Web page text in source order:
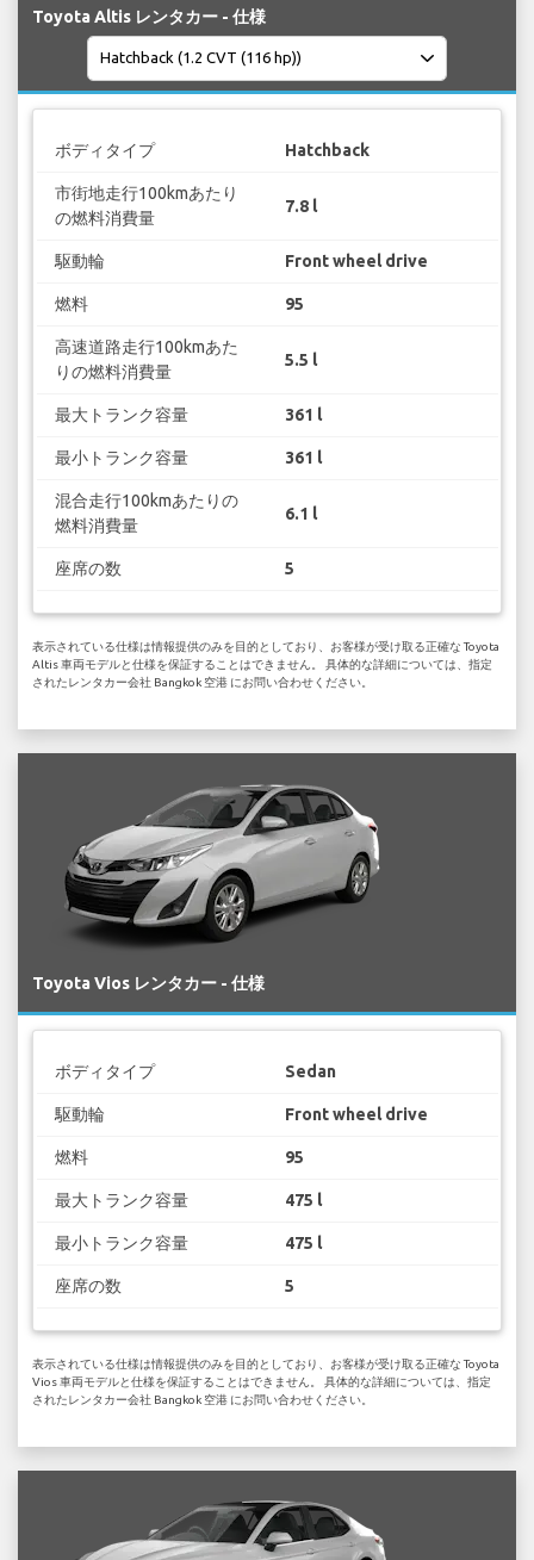
Toyota Altis レンタカー - 仕様
ボディタイプ Hatchback
市街地走行100kmあたり
の燃料消費量
7.8 l
駆動輪 Front wheel drive
燃料 95
高速道路走行100kmあた
りの燃料消費量
5.5 l
最大トランク容量 361 l
最小トランク容量 361 l
混合走行100kmあたりの
燃料消費量
6.1 l
座席の数 5
表示されている仕様は情報提供のみを目的としており、お客様が受け取る正確な Toyota
Altis 車両モデルと仕様を保証することはできません。 具体的な詳細については、指定
されたレンタカー会社 Bangkok 空港 にお問い合わせください。
Toyota Vios レンタカー - 仕様
ボディタイプ Sedan
駆動輪 Front wheel drive
燃料 95
最大トランク容量 475 l
最小トランク容量 475 l
座席の数 5
表示されている仕様は情報提供のみを目的としており、お客様が受け取る正確な Toyota
Vios 車両モデルと仕様を保証することはできません。 具体的な詳細については、指定
されたレンタカー会社 Bangkok 空港 にお問い合わせください。